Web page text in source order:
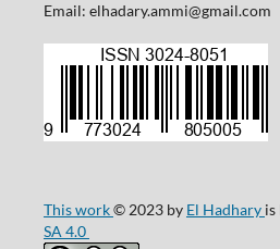
Email: elhadary.ammi@gmail.com
This work© 2023 by El Hadhary is
SA 4.0